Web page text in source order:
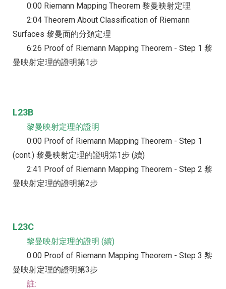
0:00 Riemann Mapping Theorem 黎曼映射定理
2:04 Theorem About Classification of Riemann
Surfaces 黎曼面的分類定理
6:26 Proof of Riemann Mapping Theorem - Step 1 黎
曼映射定理的證明第1步
L23B
黎曼映射定理的證明
0:00 Proof of Riemann Mapping Theorem - Step 1
(cont.) 黎曼映射定理的證明第1步 (續)
2:41 Proof of Riemann Mapping Theorem - Step 2 黎
曼映射定理的證明第2步
L23C
黎曼映射定理的證明 (續)
0:00 Proof of Riemann Mapping Theorem - Step 3 黎
曼映射定理的證明第3步
註: